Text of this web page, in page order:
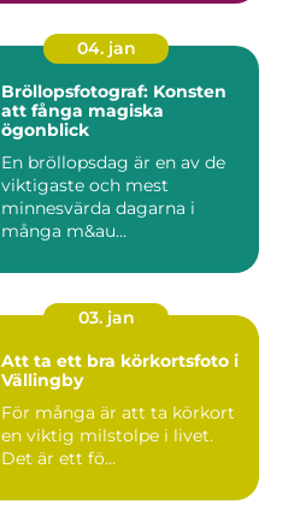
04. jan
Bröllopsfotograf: Konsten
att fånga magiska
ögonblick
En bröllopsdag är en av de
viktigaste och mest
minnesvärda dagarna i
många m&au...
03. jan
Att ta ett bra körkortsfoto i
Vällingby
För många är att ta körkort
en viktig milstolpe i livet.
Det är ett fö...